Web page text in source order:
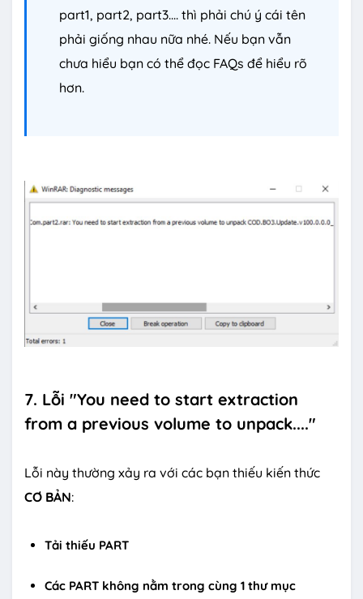
part1, part2, part3.... thì phải chú ý cái tên
phải giống nhau nữa nhé. Nếu bạn vẫn
chưa hiểu bạn có thể đọc FAQs để hiểu rõ
hơn.
7. Lỗi "You need to start extraction
from a previous volume to unpack...."
Lỗi này thường xảy ra với các bạn thiếu kiến thức
CƠ BẢN:
Tải thiếu PART
Các PART không nằm trong cùng 1 thư mục